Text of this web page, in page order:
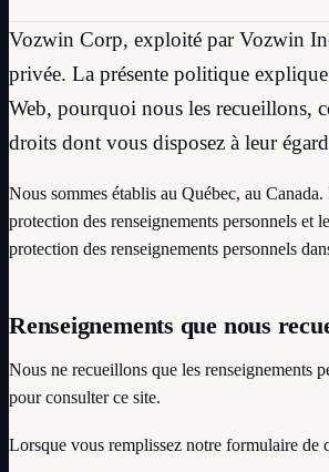
Vozwin Corp, exploité par Vozwin
privée. La présente politique
Web, pourquoi nous les recueillons,
droits dont vous disposez à leur
Nous sommes établis au Québec, au
protection des renseignements personnels
protection des renseignements personnels
Renseignements que nous
Nous ne recueillons que les renseignements
pour consulter ce site.
Lorsque vous remplissez notre formulaire de